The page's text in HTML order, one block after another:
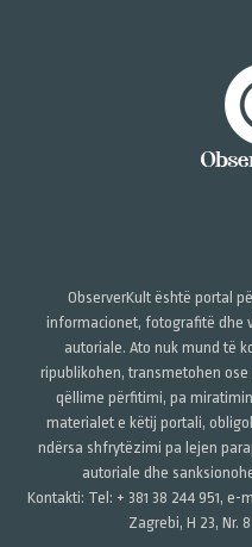
ObserverKult është portal
informacionet, fotografitë dhe
autoriale. Ato nuk mund të
ripublikohen, transmetohen
qëllime përfitimi, pa
materialet e këtij portali,
ndërsa shfrytëzimi pa lejen
autoriale dhe
Kontakti: Tel: + 381 38 244 951,
Zagrebi, H 23, Nr.